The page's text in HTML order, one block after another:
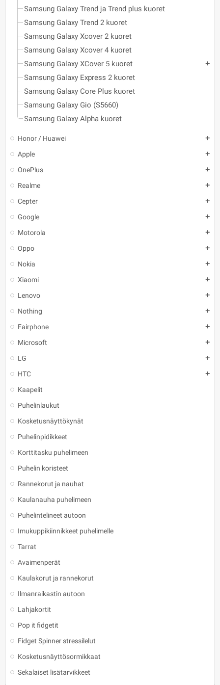
Samsung Galaxy Trend ja Trend plus kuoret
Samsung Galaxy Trend 2 kuoret
Samsung Galaxy Xcover 2 kuoret
Samsung Galaxy Xcover 4 kuoret
Samsung Galaxy XCover 5 kuoret
add
Samsung Galaxy Express 2 kuoret
Samsung Galaxy Core Plus kuoret
Samsung Galaxy Gio (S5660)
Samsung Galaxy Alpha kuoret
Honor / Huawei add
Apple add
OnePlus add
Realme add
Cepter add
Google add
Motorola add
Oppo add
Nokia add
Xiaomi add
Lenovo add
Nothing add
Fairphone add
Microsoft add
LG add
HTC add
Kaapelit
Puhelinlaukut
Kosketusnäyttökynät
Puhelinpidikkeet
Korttitasku puhelimeen
Puhelin koristeet
Rannekorut ja nauhat
Kaulanauha puhelimeen
Puhelintelineet autoon
Imukuppikiinnikkeet puhelimelle
Tarrat
Avaimenperät
Kaulakorut ja rannekorut
Ilmanraikastin autoon
Lahjakortit
Pop it fidgetit
Fidget Spinner stressilelut
Kosketusnäyttösormikkaat
Sekalaiset lisätarvikkeet